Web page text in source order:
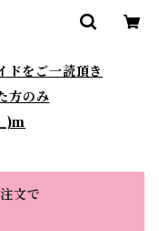
ドをご一読頂き
方のみ
文で